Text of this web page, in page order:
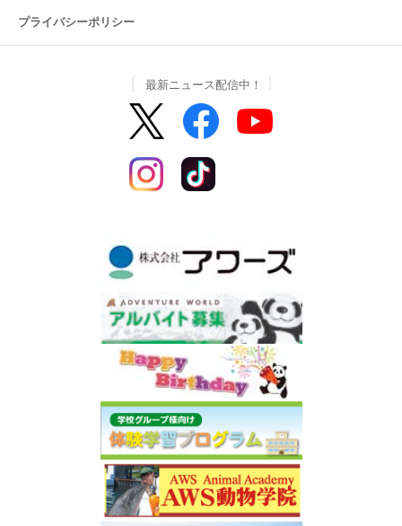
プライバシーポリシー
最新ニュース配信中！